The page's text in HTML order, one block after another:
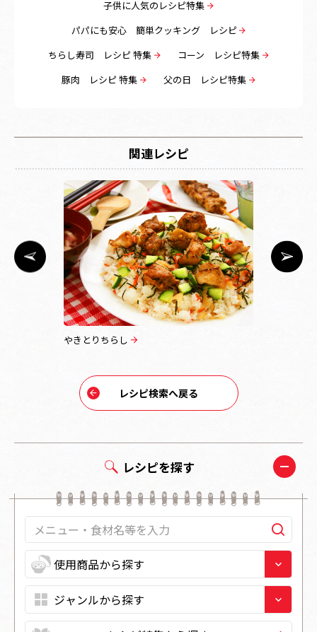
レシピを探す
子供に人気のレシピ特集
パパにも安心 簡単クッキング レシピ
ちらし寿司 レシピ 特集
コーン レシピ特集
豚肉 レシピ 特集
父の日 レシピ特集
関連レシピ
やきとりちらし
レシピ検索へ戻る